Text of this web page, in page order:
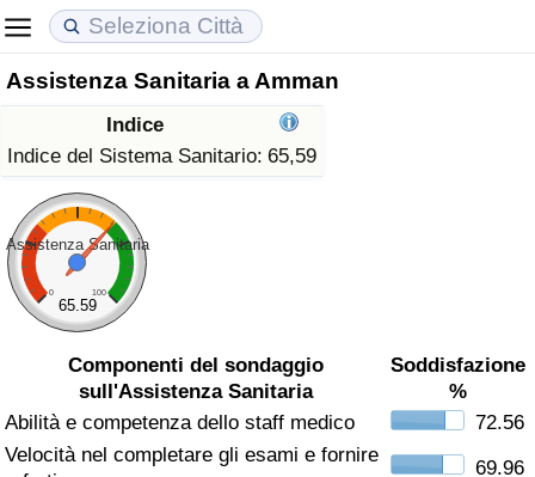
Assistenza Sanitaria a Amman
Indice
Indice del Sistema Sanitario: 65,59
Assistenza Sanitaria
0 100
65.59
Componenti del sondaggio
sull'Assistenza Sanitaria
Soddisfazione
%
Abilità e competenza dello staff medico
72.56
Velocità nel completare gli esami e fornire
69.96
Costo della vita
Indice Del Costo Della Vita (corrente)
Indice Del Costo Della Vita
Indice del Costo della Vita per Nazione
ad Aqaba
Prezzi degli immobili
Indice del Prezzo delle Case (Corrente)
Indice del Prezzo delle Case
Indice del Prezzo delle Case per Nazione
Qualità della Vita
Indice della Qualità della Vita
Indice della Qualità della Vita (Corrente)
Indice della qualità della vita per Paese
Criminalità
Indice del Tasso di Criminalità (Corrente)
Indice della Criminalità